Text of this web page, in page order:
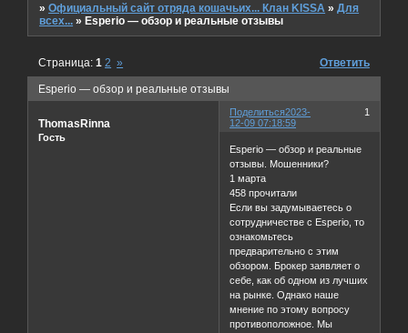
»Официальный сайт отряда кошачьих... Клан KISSA »Для
всех... »Esperio — обзор и реальные отзывы
Esperio — обзор и реальные отзывы
Страница:1 2 » Ответить
Поделиться 1
2023-
12-09 07:18:59
ThomasRinna
Гость
Esperio — обзор и реальные
отзывы. Мошенники?
1 марта
458 прочитали
Если вы задумываетесь о
сотрудничестве с Esperio, то
ознакомьтесь
предварительно с этим
обзором. Брокер заявляет о
себе, как об одном из лучших
на рынке. Однако наше
мнение по этому вопросу
противоположное. Мы